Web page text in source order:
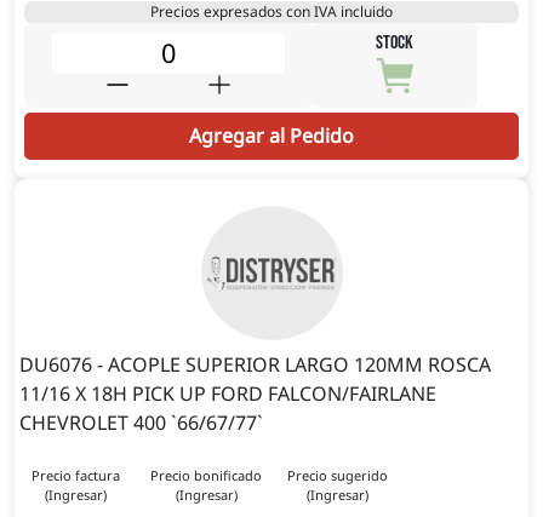
Precios expresados con IVA incluido
STOCK
Agregar al Pedido
DU6076 - ACOPLE SUPERIOR LARGO 120MM ROSCA
11/16 X 18H PICK UP FORD FALCON/FAIRLANE
CHEVROLET 400 `66/67/77`
Precio factura
(Ingresar)
Precio bonificado
(Ingresar)
Precio sugerido
(Ingresar)